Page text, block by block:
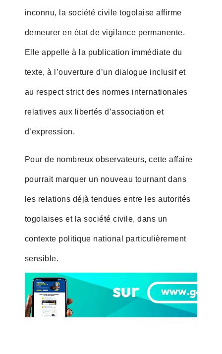
inconnu, la société civile togolaise affirme
demeurer en état de vigilance permanente.
Elle appelle à la publication immédiate du
texte, à l’ouverture d’un dialogue inclusif et
au respect strict des normes internationales
relatives aux libertés d’association et
d’expression.
Pour de nombreux observateurs, cette affaire
pourrait marquer un nouveau tournant dans
les relations déjà tendues entre les autorités
togolaises et la société civile, dans un
contexte politique national particulièrement
sensible.